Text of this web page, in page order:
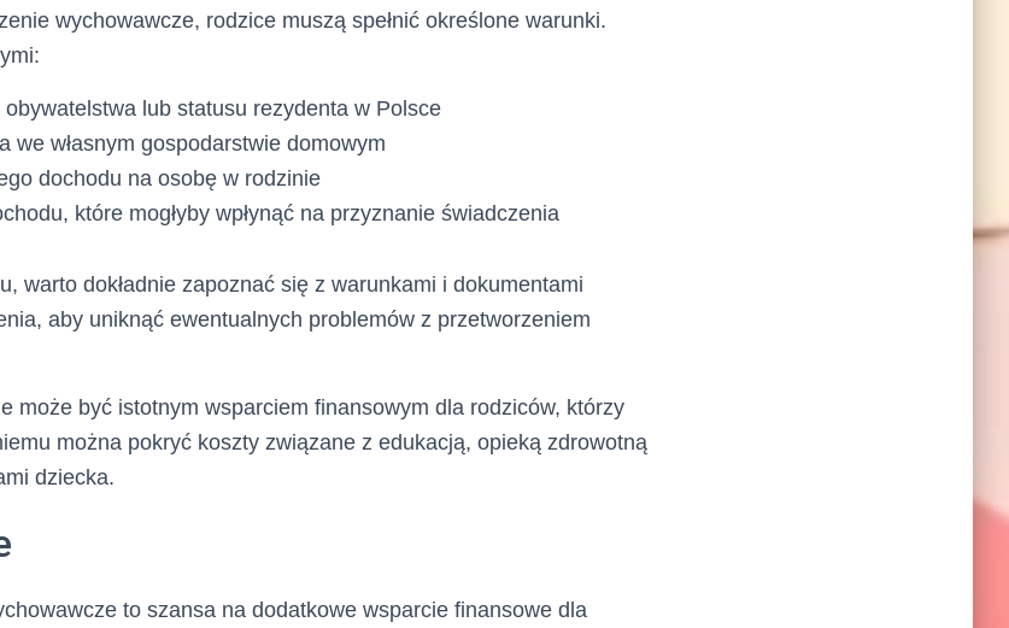
wychowawcze, rodzice muszą spełnić określone warunki.
lub statusu rezydenta w Polsce
we własnym gospodarstwie domowym
dochodu na osobę w rodzinie
które mogłyby wpłynąć na przyznanie świadczenia
warto dokładnie zapoznać się z warunkami i dokumentami
aby uniknąć ewentualnych problemów z przetworzeniem
może być istotnym wsparciem finansowym dla rodziców, którzy
można pokryć koszty związane z edukacją, opieką zdrowotną
dziecka.
to szansa na dodatkowe wsparcie finansowe dla